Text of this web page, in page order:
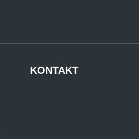
KONTAKT